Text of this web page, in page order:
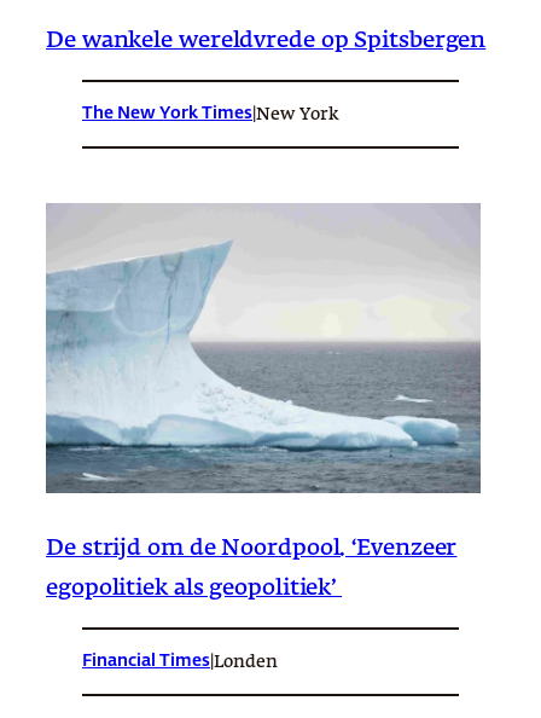
De wankele wereldvrede op Spitsbergen
The New York Times New York
De strijd om de Noordpool. ‘Evenzeer
egopolitiek als geopolitiek’
Financial Times Londen